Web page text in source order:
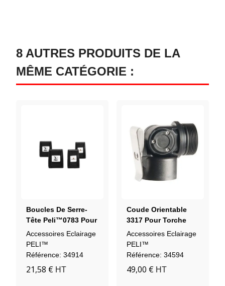
8 AUTRES PRODUITS DE LA
MÊME CATÉGORIE :
Boucles De Serre-
Tête Peli™0783 Pour
Casque (4 Pièces)
Accessoires Eclairage
PELI™
Référence: 34914
21,58 € HT
Coude Orientable
3317 Pour Torche
PELI™ 3335RZ0
Accessoires Eclairage
PELI™
Référence: 34594
49,00 € HT